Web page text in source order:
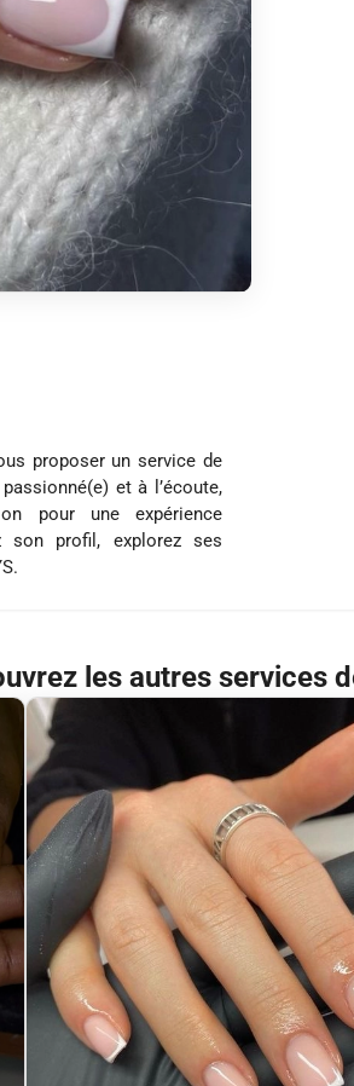
proposer un service de
et à l’écoute,
pour une expérience
son profil, explorez ses
les autres services